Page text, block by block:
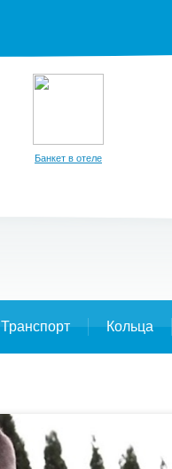
Банкет в отеле
Транспорт Кольца